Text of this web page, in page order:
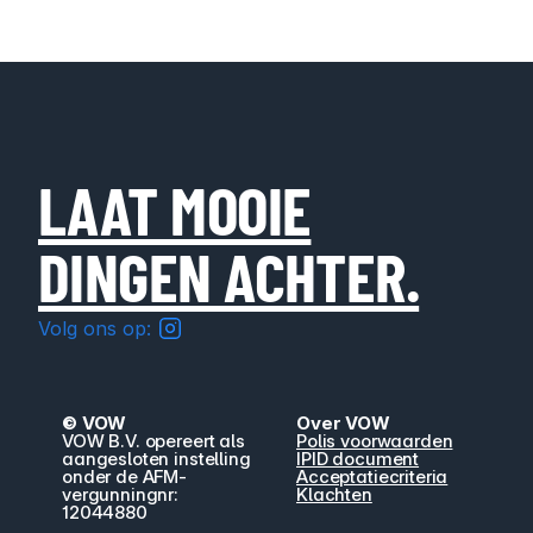
LAAT MOOIE
DINGEN ACHTER.
Volg ons op:
© VOW
VOW B.V. opereert als
aangesloten instelling
onder de AFM-
vergunningnr:
12044880
Over VOW
Polis voorwaarden
IPID document
Acceptatiecriteria
Klachten